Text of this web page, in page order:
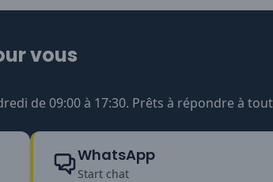
vous
de 09:00 à 17:30. Prêts à répondre à
WhatsApp
Start chat